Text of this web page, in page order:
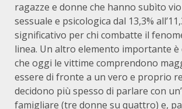
ragazze e donne che hanno subìto
sessuale e psicologica dal 13,3%
significativo per chi combatte il
linea. Un altro elemento importante
che oggi le vittime comprendono
essere di fronte a un vero e proprio
decidono più spesso di parlare con
famigliare (tre donne su quattro) e,